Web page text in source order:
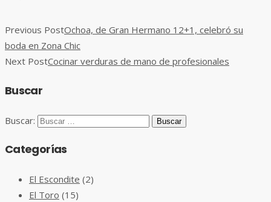
Previous PostOchoa, de Gran Hermano 12+1, celebró su
boda en Zona Chic
Next PostCocinar verduras de mano de profesionales
Buscar
Buscar:
Categorías
El Escondite (2)
El Toro (15)